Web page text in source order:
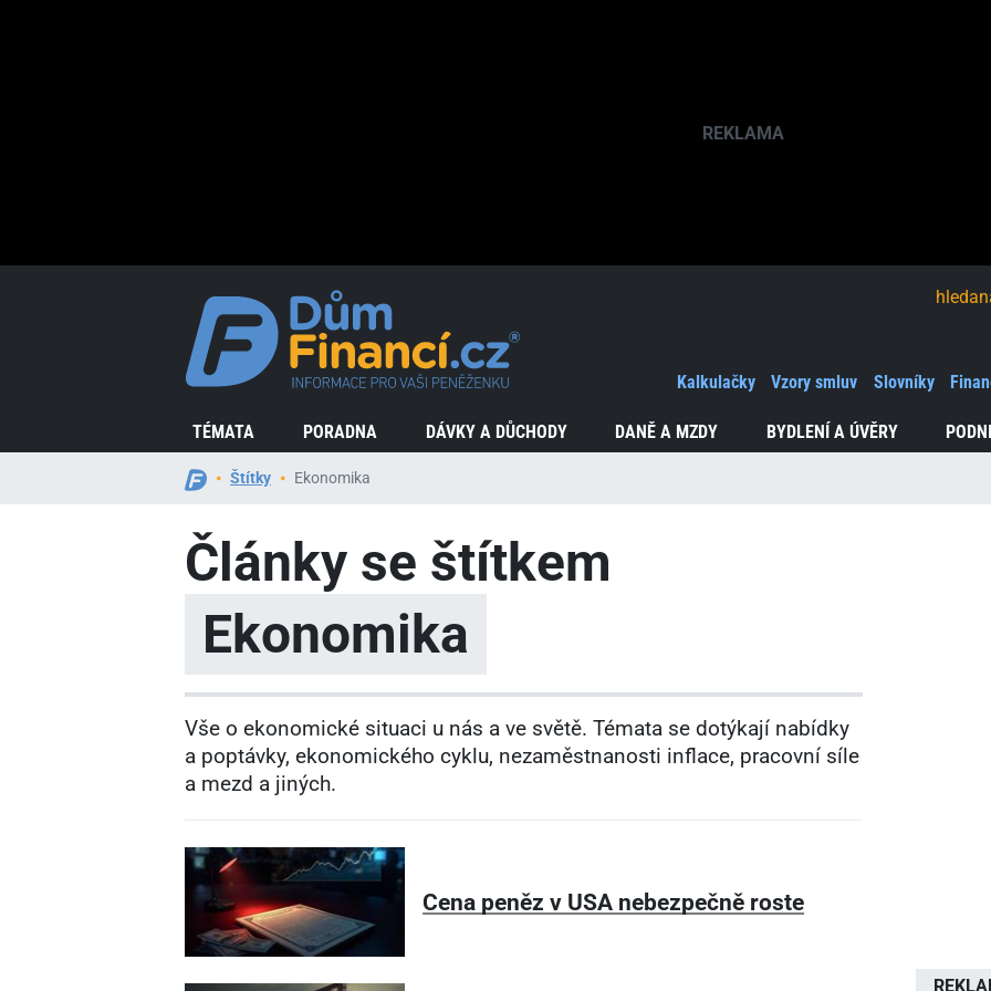
TÉMATA PORADNA DÁVKY A DŮCHODY DANĚ A MZDY BYDLENÍ A ÚVĚRY
Kalkulačky Vzory smluv Slovníky
Štítky Ekonomika
Články se štítkem
Ekonomika
Vše o ekonomické situaci u nás a ve světě. Témata se dotýkají nabídky
a poptávky, ekonomického cyklu, nezaměstnanosti inflace, pracovní síle
a mezd a jiných.
Cena peněz v USA nebezpečně roste